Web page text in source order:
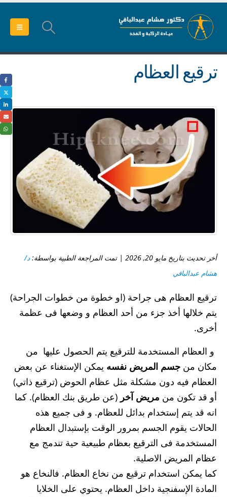
ترقيع العظام
أخر تحديث بتاريخ مايو 20, 2026 | تمت المراجعة الطبية بواسطة:
د/
هشام عبدالباقي
ترقيع العظام هى جراحة (او خطوة من خطوات الجراحة)
يتم خلالها أخذ جزء من أحد العظام و وضعها فى عظمة
أخرى.
و العظام المستخدمة للترقيع يتم الحصول عليها من
مكان من جسم المريض نفسه يمكن الإستغناء عن بعض
العظام فيه دون مشكلة مثل عظام الحوض (ترقيع ذاتي)
أو قد تكون من مريض آخر (عن طريق بنك العظام). كما
انه قد يتم إستخدام بدائل للعظام. و فى جميع هذه
الحالات يقوم الجسم بمرور الوقت بإستبدال العظام
المستخدمة فى الترقيع بعظام طبيعية حية تندمج مع
عظام المريض الاصلية.
كما يمكن استخدام ترقيع من نخاع العظام. فالنخاع هو
المادة الإسفنجية داخل العظام. يحتوي على الخلايا